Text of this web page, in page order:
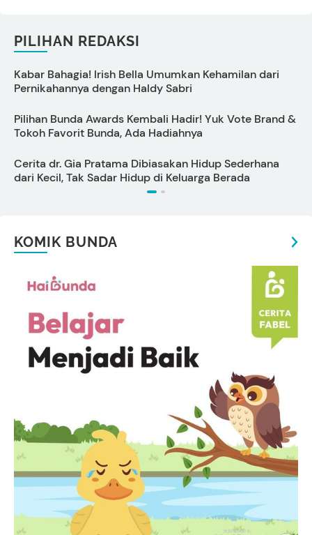
PILIHAN REDAKSI
Kabar Bahagia! Irish Bella Umumkan Kehamilan dari
Pernikahannya dengan Haldy Sabri
Pilihan Bunda Awards Kembali Hadir! Yuk Vote Brand &
Tokoh Favorit Bunda, Ada Hadiahnya
Cerita dr. Gia Pratama Dibiasakan Hidup Sederhana
dari Kecil, Tak Sadar Hidup di Keluarga Berada
KOMIK BUNDA